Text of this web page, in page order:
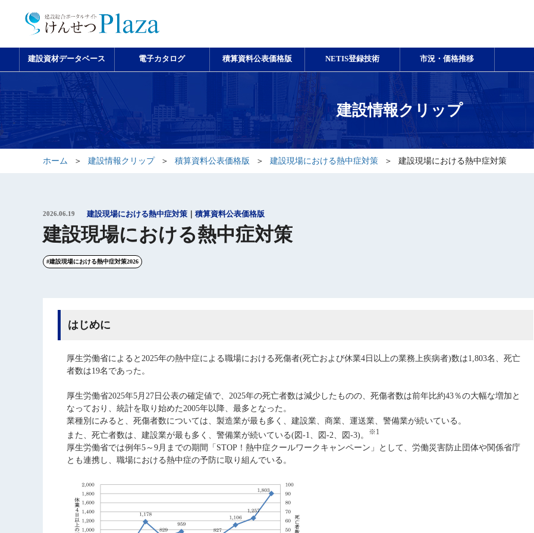
建設資材データベース 電子カタログ 積算資料公表価格版 NETIS登録技術 市況・価格推移
建設情報クリップ
ホーム 建設情報クリップ 積算資料公表価格版 建設現場における熱中症対策 建設現場における熱中症対策
2026.06.19 建設現場における熱中症対策 積算資料公表価格版
建設現場における熱中症対策
#建設現場における熱中症対策2026
はじめに
厚生労働省によると2025年の熱中症による職場における死傷者(死亡および休業4日以上の業務上疾病者)数は1,803名、死亡
者数は19名であった。
厚生労働省2025年5月27日公表の確定値で、2025年の死亡者数は減少したものの、死傷者数は前年比約43％の大幅な増加と
なっており、統計を取り始めた2005年以降、最多となった。
業種別にみると、死傷者数については、製造業が最も多く、建設業、商業、運送業、警備業が続いている。
また、死亡者数は、建設業が最も多く、警備業が続いている(図-1、図-2、図-3)。
※1
厚生労働省では例年5～9月までの期間「STOP！熱中症クールワークキャンペーン」として、労働災害防止団体や関係省庁
とも連携し、職場における熱中症の予防に取り組んでいる。